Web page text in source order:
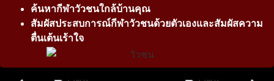
ค้นหากีฬาวัวชนใกล้บ้านคุณ
สัมผัสประสบการณ์กีฬาวัวชนด้วยตัวเองและสัมผัสความ
ตื่นเต้นเร้าใจ